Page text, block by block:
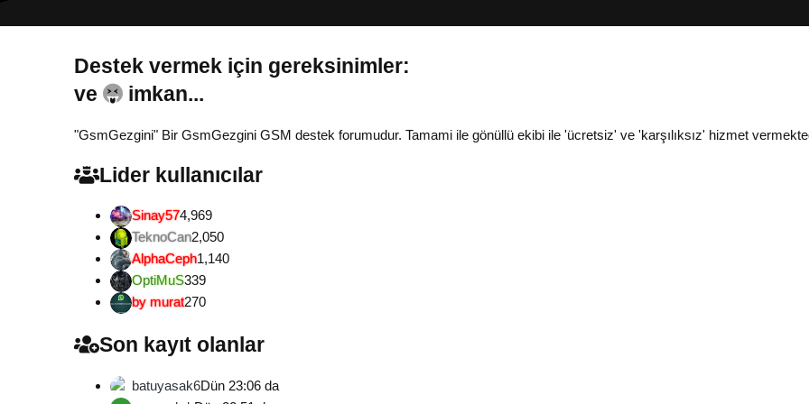
Destek vermek için gereksinimler:
Gönül...
"GsmGezgini" Bir GsmGezgini GSM destek forumudur. Tamami ile gönüllü ekibi ile 'ücretsiz' ve 'karşılıksız' hizmet
Lider kullanıcılar
Sinay574,969
TeknoCan2,050
AlphaCeph1,140
OptiMuS339
by murat270
Son kayıt olanlar
batuyasak6Dün 23:06 da